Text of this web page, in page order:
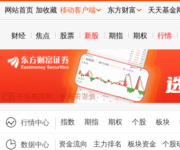
财经 焦点 股票 新股 期指 期权 行情
行情中心 指数 期指 期权 个股 板块
数据中心 资金流向 主力排名 板块资金 个股
网站首页 加收藏 移动客户端 东方财富 天天基金